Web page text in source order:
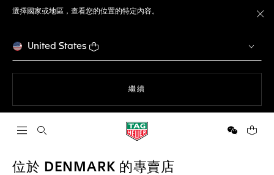
選擇國家或地區，查看您的位置的特定內容。
United States
繼續
開啟搜尋 微信 您的
位於 DENMARK 的專賣店